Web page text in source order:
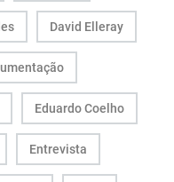
David Elleray
Eduardo Coelho
Entrevista